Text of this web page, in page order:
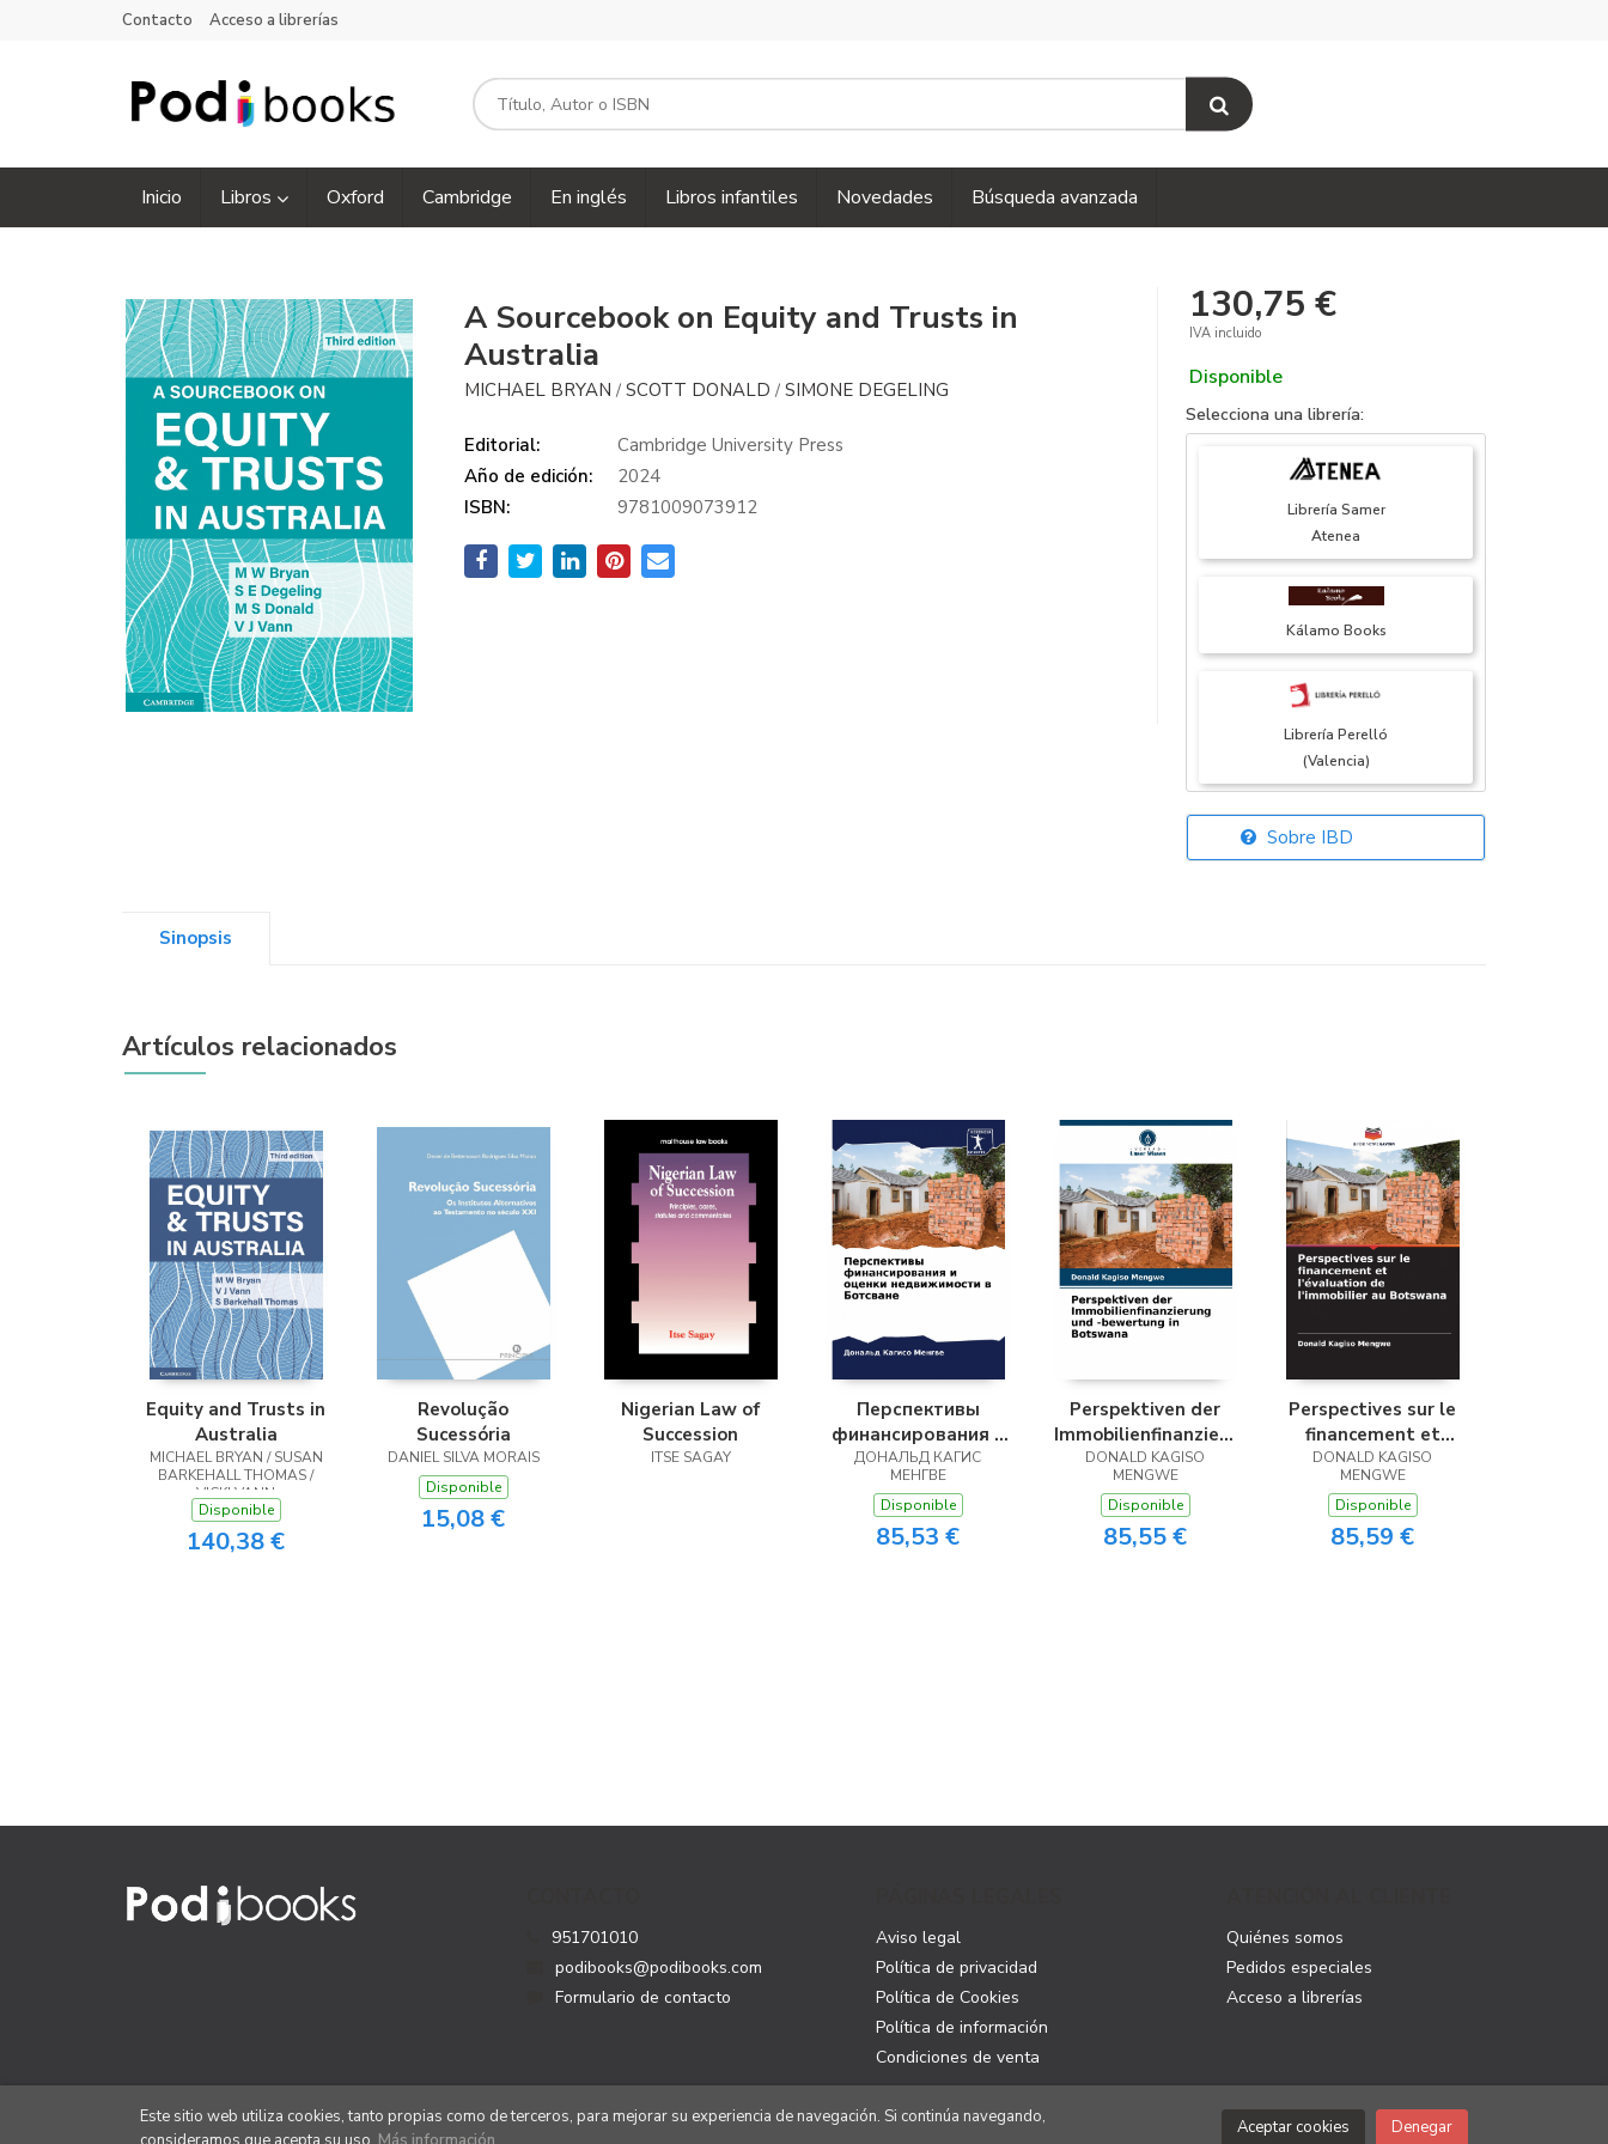
Contacto Acceso a librerías
Inicio Libros Oxford Cambridge En inglés Libros infantiles Novedades Búsqueda avanzada
A Sourcebook on Equity and Trusts in
Australia
MICHAEL BRYAN /SCOTT DONALD /SIMONE DEGELING
Editorial:
Cambridge University Press
Año de edición:
2024
ISBN:
9781009073912
130,75 €
IVA incluido
Disponible
Selecciona una librería:
Librería Samer
Atenea
Kálamo Books
Librería Perelló
(Valencia)
Librería Elías
Librería Proteo
(Málaga)
Sobre IBD
Sinopsis
Artículos relacionados
Equity and Trusts in
Australia
MICHAEL BRYAN / SUSAN
BARKEHALL THOMAS /
VICKI VANN
Disponible
140,38 €
Revolução
Sucessória
DANIEL SILVA MORAIS
Disponible
15,08 €
Nigerian Law of
Succession
ITSE SAGAY
Перспективы
финансирования и
оценки
недвижимости в
Ботсване
ДОНАЛЬД КАГИС
МЕНГВЕ
Disponible
85,53 €
Perspektiven der
Immobilienfinanzierung
und -bewertung in
Botswana
DONALD KAGISO
MENGWE
Disponible
85,55 €
Perspectives sur le
financement et
l’évaluation de
l’immobilier au
Botswana
DONALD KAGISO
MENGWE
Disponible
85,59 €
951701010
podibooks@podibooks.com
Formulario de contacto
Aviso legal
Política de privacidad
Política de Cookies
Política de información
Condiciones de venta
Quiénes somos
Pedidos especiales
Acceso a librerías
Este sitio web utiliza cookies, tanto propias como de terceros, para mejorar su experiencia de navegación. Si continúa navegando,
Aceptar cookies Denegar